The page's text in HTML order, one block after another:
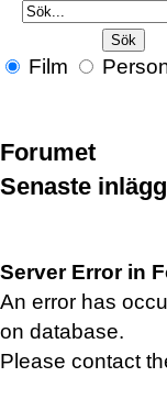
Film
Forumet
Senaste
Server Error in
An error has
on database.
Please contact